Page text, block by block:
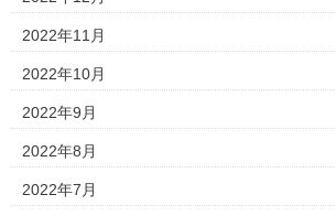
2022年11月
2022年10月
2022年9月
2022年8月
2022年7月